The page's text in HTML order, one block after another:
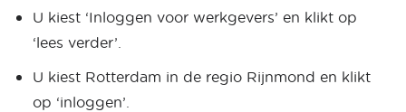
U kiest ‘Inloggen voor werkgevers’ en klikt op
‘lees verder’.
U kiest Rotterdam in de regio Rijnmond en klikt
op ‘inloggen’.